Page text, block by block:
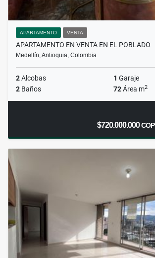
APARTAMENTO VENTA
APARTAMENTO EN VENTA EN EL POBLADO
Medellín, Antioquia, Colombia
2Alcobas 1 Garaje
2 Baños 72Área m2
$720.000.000COP